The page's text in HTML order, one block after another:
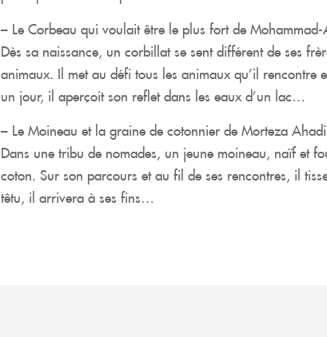
– Le Corbeau qui voulait être le plus fortde Mohammad-
Dès sa naissance, un corbillat se sent différent de ses
animaux. Il met au défi tous les animaux qu’il rencontre
un jour, il aperçoit son reflet dans les eaux d’un lac…
– Le Moineau et la graine de cotonnierde Morteza
Dans une tribu de nomades, un jeune moineau, naïf et
coton. Sur son parcours et au fil de ses rencontres, il
têtu, il arrivera à ses fins…